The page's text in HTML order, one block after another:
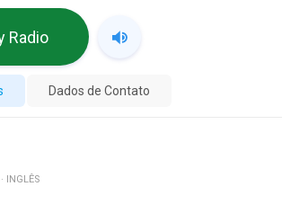
Radio
Dados de Contato
· INGLÊS